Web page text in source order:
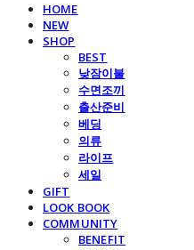
HOME
NEW
SHOP
BEST
낮잠이불
수면조끼
출산준비
베딩
의류
라이프
세일
GIFT
LOOK BOOK
COMMUNITY
BENEFIT